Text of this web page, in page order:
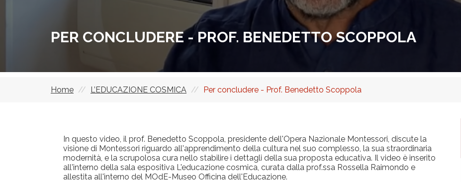
PER CONCLUDERE - PROF. BENEDETTO SCOPPOLA
Briciole
Home L’EDUCAZIONE COSMICA Per concludere - Prof. Benedetto Scoppola
In questo video, il prof. Benedetto Scoppola, presidente dell'Opera Nazionale Montessori, discute la
visione di Montessori riguardo all'apprendimento della cultura nel suo complesso, la sua straordinaria
modernità, e la scrupolosa cura nello stabilire i dettagli della sua proposta educativa. Il video è inserito
all'interno della sala espositiva L'educazione cosmica, curata dalla prof.ssa Rossella Raimondo e
allestita all'interno del MOdE-Museo Officina dell'Educazione.